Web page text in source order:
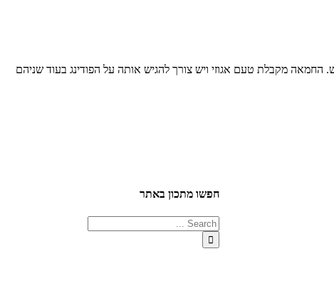
חום סביב ולהגיש. החמאה מקבלת טעם אגוזי ויש צורך להגיש אותה על הפודינג בעוד שניהם
חפשו מתכון באתר